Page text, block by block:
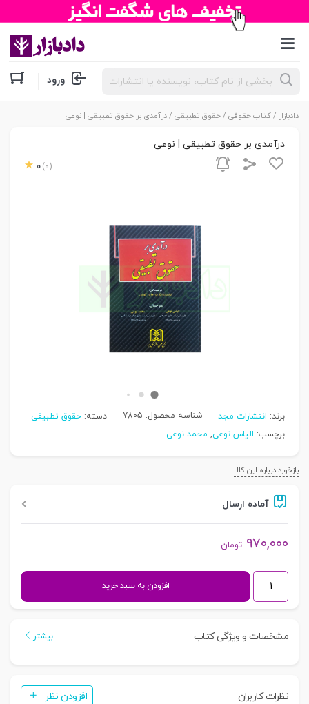
جستجوی
محصولات ورود
دادبازار /کتاب حقوقی /حقوق تطبیقی / درآمدی بر حقوق تطبیقی | نوعی
درآمدی بر حقوق تطبیقی | نوعی
0 (0)
برند: انتشارات مجد شناسه محصول: 7805 دسته: حقوق تطبیقی
برچسب: الیاس نوعی, محمد نوعی
بازخورد درباره این کالا
آماده ارسال
۹۷۰,۰۰۰ تومان
درآمدی
بر
تطبیقی
افزودن به سبد خرید
مشخصات و ویژگی کتاب بیشتر
نظرات کاربران افزودن نظر